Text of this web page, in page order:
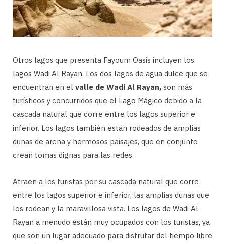
Otros lagos que presenta Fayoum Oasis incluyen los
lagos Wadi Al Rayan. Los dos lagos de agua dulce que se
encuentran en el valle de Wadi Al Rayan, son más
turísticos y concurridos que el Lago Mágico debido a la
cascada natural que corre entre los lagos superior e
inferior. Los lagos también están rodeados de amplias
dunas de arena y hermosos paisajes, que en conjunto
crean tomas dignas para las redes.
Atraen a los turistas por su cascada natural que corre
entre los lagos superior e inferior, las amplias dunas que
los rodean y la maravillosa vista. Los lagos de Wadi Al
Rayan a menudo están muy ocupados con los turistas, ya
que son un lugar adecuado para disfrutar del tiempo libre